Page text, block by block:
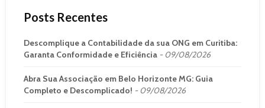
Posts Recentes
Descomplique a Contabilidade da sua ONG em Curitiba:
Garanta Conformidade e Eficiência
09/08/2026
Abra Sua Associação em Belo Horizonte MG: Guia
Completo e Descomplicado!
09/08/2026